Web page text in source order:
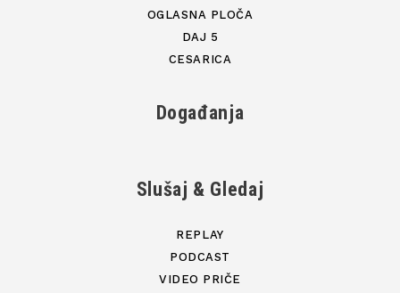
OGLASNA PLOČA
DAJ 5
CESARICA
Događanja
Slušaj & Gledaj
REPLAY
PODCAST
VIDEO PRIČE